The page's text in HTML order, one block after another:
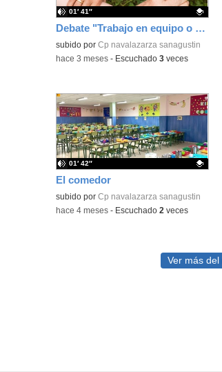
Debate "Trabajo en equipo o individual"
Contenido educativo.
subido por Cp navalazarza sanagustin
01′ 41″
-hace 3 meses- Escuchado 3veces
El comedor
Contenido educativo.
subido por Cp navalazarza sanagustin
01′ 42″
-hace 4 meses- Escuchado 2 veces
Ver más